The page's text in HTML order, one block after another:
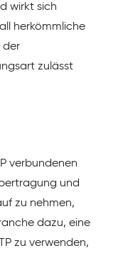
wirkt sich
herkömmliche
der
zulässt
verbundenen
und
zu nehmen,
dazu, eine
zu verwenden,